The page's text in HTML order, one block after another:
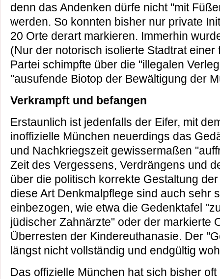
denn das Andenken dürfe nicht "mit
werden. So konnten bisher nur private
20 Orte derart markieren. Immerhin
(Nur der notorisch isolierte Stadtrat einer
Partei schimpfte über die "illegalen
"ausufende Biotop der Bewältigung der
Verkrampft und befangen
Erstaunlich ist jedenfalls der Eifer, mit
inoffizielle München neuerdings das
und Nachkriegszeit gewissermaßen
Zeit des Vergessens, Verdrängens und
über die politisch korrekte Gestaltung
diese Art Denkmalpflege sind auch sehr
einbezogen, wie etwa die Gedenktafel
jüdischer Zahnärzte" oder der markierte
Überresten der Kindereuthanasie. Der
längst nicht vollständig und endgültig
Das offizielle München hat sich bisher